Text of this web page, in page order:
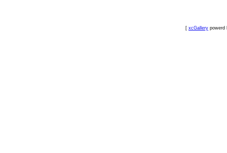
[ xcGallery